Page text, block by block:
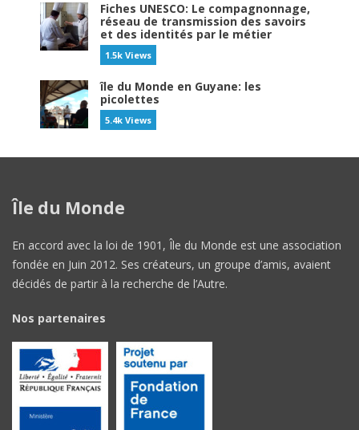
Fiches UNESCO: Le compagnonnage,
réseau de transmission des savoirs
et des identités par le métier
1.5k Views
île du Monde en Guyane: les
picolettes
5.4k Views
Île du Monde
En accord avec la loi de 1901, Île du Monde est une association
fondée en Juin 2012. Ses créateurs, un groupe d’amis, avaient
décidés de partir à la recherche de l’Autre.
Nos partenaires